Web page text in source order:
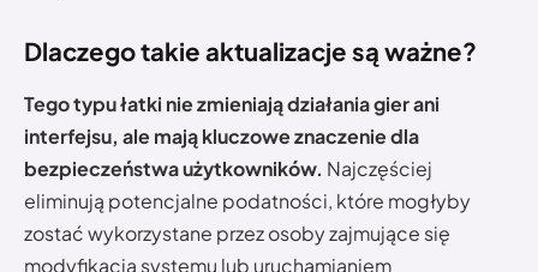
Dlaczego takie aktualizacje są ważne?
Tego typu łatki nie zmieniają działania gier ani
interfejsu, ale mają kluczowe znaczenie dla
bezpieczeństwa użytkowników. Najczęściej
eliminują potencjalne podatności, które mogłyby
zostać wykorzystane przez osoby zajmujące się
modyfikacją systemu lub uruchamianiem